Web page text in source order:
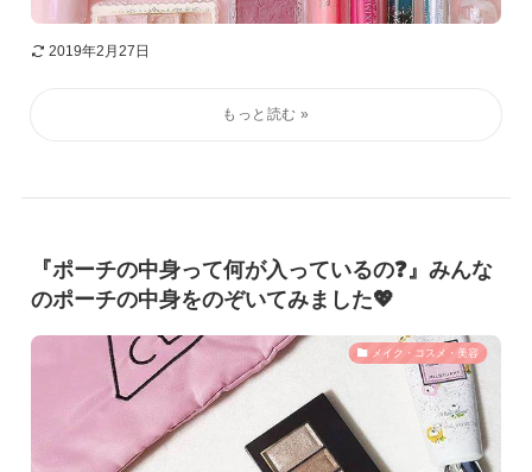
2019年2月27日
『ポーチの中身って何が入っているの❓』みんな
のポーチの中身をのぞいてみました💖
メイク・コスメ・美容